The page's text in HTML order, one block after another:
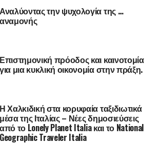
Αναλύοντας την ψυχολογία της …
αναμονής
Επιστημονική πρόοδος και καινοτομία
για μια κυκλική οικονομία στην πράξη.
Η Χαλκιδική στα κορυφαία ταξιδιωτικά
μέσα της Ιταλίας – Νέες δημοσιεύσεις
από το Lonely Planet Italia και το National
Geographic Traveler Italia